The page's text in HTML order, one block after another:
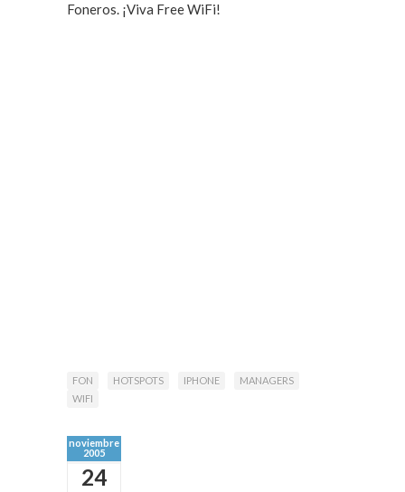
Foneros. ¡Viva Free WiFi!
FON HOTSPOTS IPHONE
MANAGERS
WIFI
noviembre
2005
24